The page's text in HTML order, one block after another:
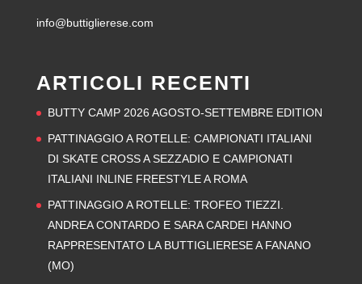
info@buttiglierese.com
ARTICOLI RECENTI
BUTTY CAMP 2026 AGOSTO-SETTEMBRE EDITION
PATTINAGGIO A ROTELLE: CAMPIONATI ITALIANI
DI SKATE CROSS A SEZZADIO E CAMPIONATI
ITALIANI INLINE FREESTYLE A ROMA
PATTINAGGIO A ROTELLE: TROFEO TIEZZI.
ANDREA CONTARDO E SARA CARDEI HANNO
RAPPRESENTATO LA BUTTIGLIERESE A FANANO
(MO)